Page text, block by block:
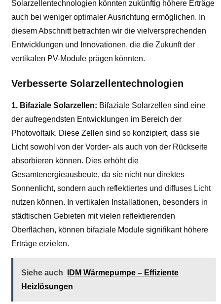
Solarzellentechnologien könnten zukünftig höhere Erträge
auch bei weniger optimaler Ausrichtung ermöglichen. In
diesem Abschnitt betrachten wir die vielversprechenden
Entwicklungen und Innovationen, die die Zukunft der
vertikalen PV-Module prägen könnten.
Verbesserte Solarzellentechnologien
1. Bifaziale Solarzellen: Bifaziale Solarzellen sind eine
der aufregendsten Entwicklungen im Bereich der
Photovoltaik. Diese Zellen sind so konzipiert, dass sie
Licht sowohl von der Vorder- als auch von der Rückseite
absorbieren können. Dies erhöht die
Gesamtenergieausbeute, da sie nicht nur direktes
Sonnenlicht, sondern auch reflektiertes und diffuses Licht
nutzen können. In vertikalen Installationen, besonders in
städtischen Gebieten mit vielen reflektierenden
Oberflächen, können bifaziale Module signifikant höhere
Erträge erzielen.
Siehe auch
IDM Wärmepumpe – Effiziente
Heizlösungen